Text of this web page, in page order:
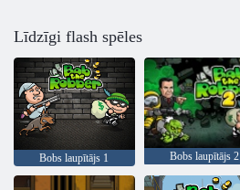
Līdzīgi flash spēles
Bobs laupītājs 1 Bobs laupītājs 2